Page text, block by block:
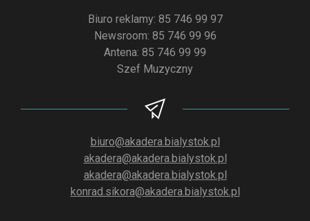
Biuro reklamy: 85 746 99 97
Newsroom: 85 746 99 96
Antena: 85 746 99 99
Szef Muzyczny
biuro@akadera.bialystok.pl
akadera@akadera.bialystok.pl
akadera@akadera.bialystok.pl
konrad.sikora@akadera.bialystok.pl